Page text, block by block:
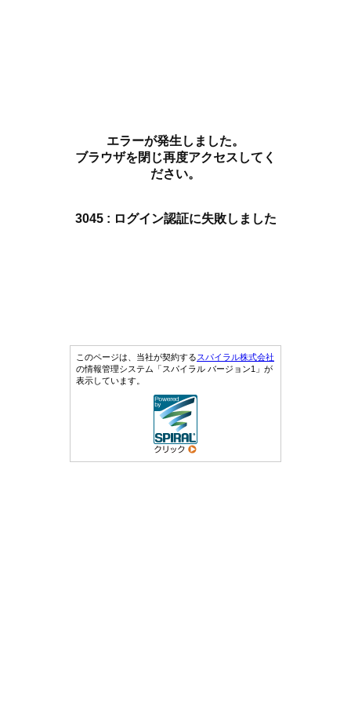
エラーが発生しました。
ブラウザを閉じ再度アクセスしてく
ださい。
3045 : ログイン認証に失敗しました
このページは、当社が契約するスパイラル株式会社
の情報管理システム「スパイラル バージョン1」が
表示しています。